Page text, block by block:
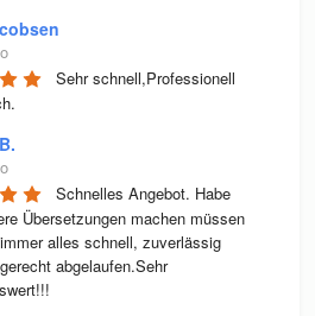
Sehr schnell,Professionell
Schnelles Angebot. Habe
Übersetzungen machen müssen
alles schnell, zuverlässig
abgelaufen.Sehr